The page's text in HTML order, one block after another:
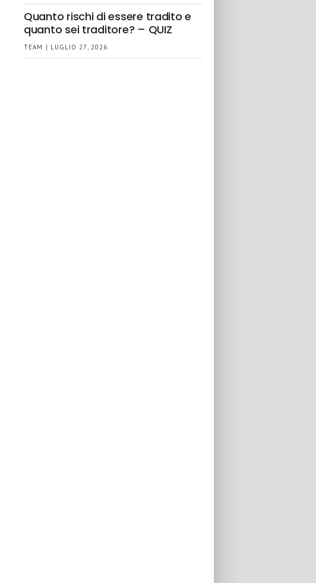
Quanto rischi di essere tradito e
quanto sei traditore? – QUIZ
TEAM | LUGLIO 27, 2026